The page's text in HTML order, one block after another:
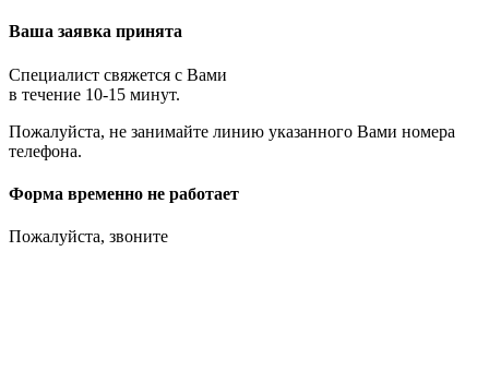
Ваша заявка принята
Специалист свяжется с Вами
в течение 10-15 минут.
Пожалуйста, не занимайте линию указанного Вами номера
телефона.
Форма временно не работает
Пожалуйста, звоните